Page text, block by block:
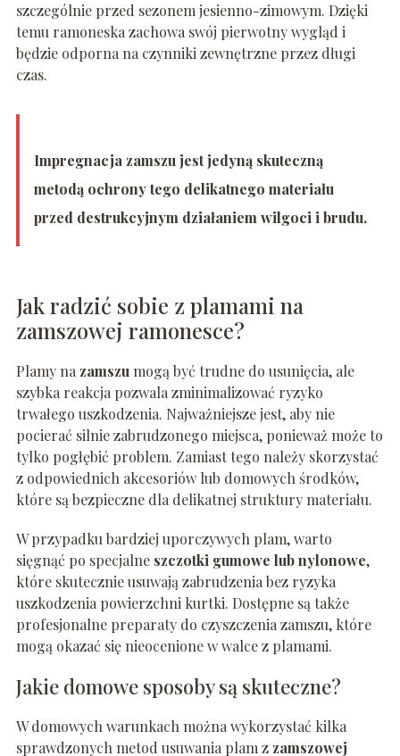
szczególnie przed sezonem jesienno-zimowym. Dzięki
temu ramoneska zachowa swój pierwotny wygląd i
będzie odporna na czynniki zewnętrzne przez długi
czas.
Impregnacja zamszu jest jedyną skuteczną
metodą ochrony tego delikatnego materiału
przed destrukcyjnym działaniem wilgoci i brudu.
Jak radzić sobie z plamami na
zamszowej ramonesce?
Plamy nazamszumogą być trudne do usunięcia, ale
szybka reakcja pozwala zminimalizować ryzyko
trwałego uszkodzenia. Najważniejsze jest, aby nie
pocierać silnie zabrudzonego miejsca, ponieważ może to
tylko pogłębić problem. Zamiast tego należy skorzystać
z odpowiednich akcesoriów lub domowych środków,
które są bezpieczne dla delikatnej struktury materiału.
W przypadku bardziej uporczywych plam, warto
sięgnąć po specjalne szczotki gumowe lub nylonowe,
które skutecznie usuwają zabrudzenia bez ryzyka
uszkodzenia powierzchni kurtki. Dostępne są także
profesjonalne preparaty do czyszczenia zamszu, które
mogą okazać się nieocenione w walce z plamami.
Jakie domowe sposoby są skuteczne?
W domowych warunkach można wykorzystać kilka
sprawdzonych metod usuwania plam z zamszowej